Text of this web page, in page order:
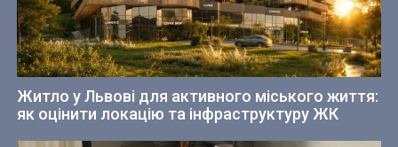
Житло у Львові для активного міського життя:
як оцінити локацію та інфраструктуру ЖК